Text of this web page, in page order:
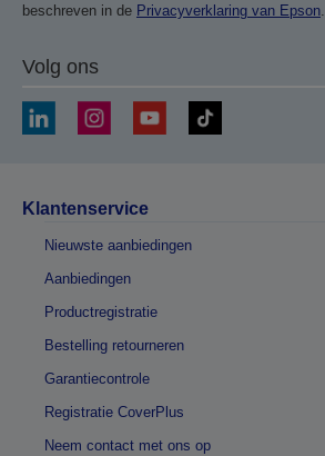
beschreven in de Privacyverklaring van Epson.
Volg ons
Klantenservice
Nieuwste aanbiedingen
Aanbiedingen
Productregistratie
Bestelling retourneren
Garantiecontrole
Registratie CoverPlus
Neem contact met ons op